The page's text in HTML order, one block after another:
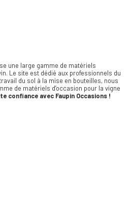
une large gamme de matériels
Le site est dédié aux professionnels du
du sol à la mise en bouteilles, nous
de matériels d’occasion pour la vigne
confiance avec Faupin Occasions !